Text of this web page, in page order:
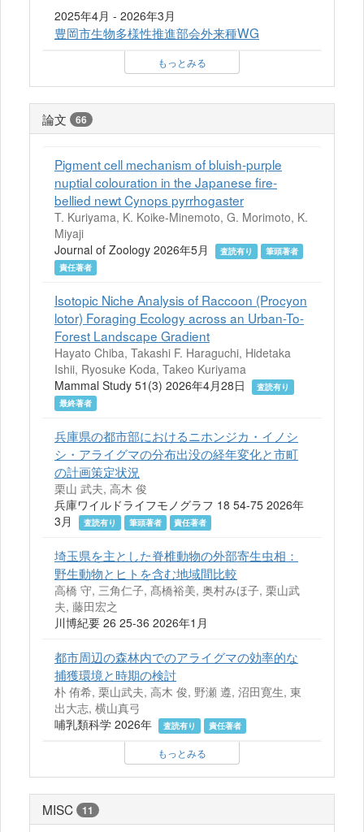
2025年4月 - 2026年3月
豊岡市生物多様性推進部会外来種WG
もっとみる
論文 66
Pigment cell mechanism of bluish‐purple
nuptial colouration in the Japanese fire‐
bellied newt Cynops pyrrhogaster
T. Kuriyama, K. Koike‐Minemoto, G. Morimoto, K.
Miyaji
Journal of Zoology 2026年5月
査読有り
筆頭著者
責任著者
Isotopic Niche Analysis of Raccoon (Procyon
lotor) Foraging Ecology across an Urban-To-
Forest Landscape Gradient
Hayato Chiba, Takashi F. Haraguchi, Hidetaka
Ishii, Ryosuke Koda, Takeo Kuriyama
Mammal Study 51(3) 2026年4月28日
査読有り
最終著者
兵庫県の都市部におけるニホンジカ・イノシ
シ・アライグマの分布出没の経年変化と市町
の計画策定状況
栗山 武夫, 高木 俊
兵庫ワイルドライフモノグラフ 18 54-75 2026年
3月
査読有り 筆頭著者 責任著者
埼玉県を主とした脊椎動物の外部寄生虫相：
野生動物とヒトを含む地域間比較
高橋 守, 三角仁子, 髙橋裕美, 奥村みほ子, 栗山武
夫, 藤田宏之
川博紀要 26 25-36 2026年1月
都市周辺の森林内でのアライグマの効率的な
捕獲環境と時期の検討
朴 侑希, 栗山武夫, 高木 俊, 野瀬 遵, 沼田寛生, 東
出大志, 横山真弓
哺乳類科学 2026年
査読有り 責任著者
もっとみる
MISC 11